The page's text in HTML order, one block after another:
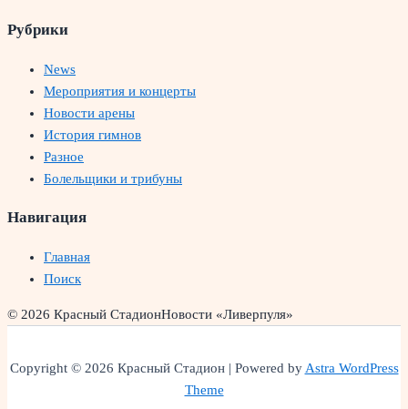
Рубрики
News
Мероприятия и концерты
Новости арены
История гимнов
Разное
Болельщики и трибуны
Навигация
Главная
Поиск
© 2026 Красный СтадионНовости «Ливерпуля»
Copyright © 2026 Красный Стадион | Powered byAstra WordPress
Theme